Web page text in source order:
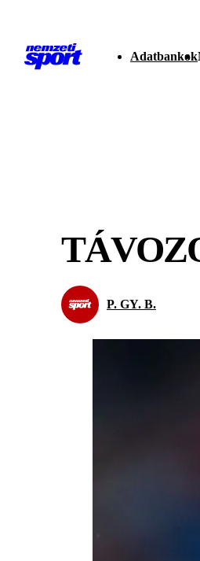
Adatbankok
P. GY. B.